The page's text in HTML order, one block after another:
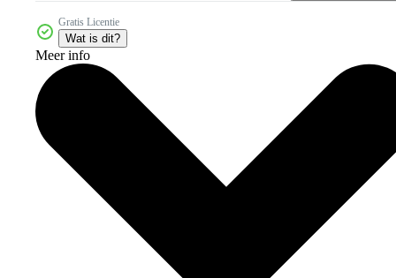
Gratis Licentie
Wat is dit?
Meer info